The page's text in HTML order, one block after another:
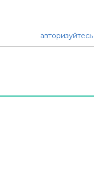
авторизуйтесь